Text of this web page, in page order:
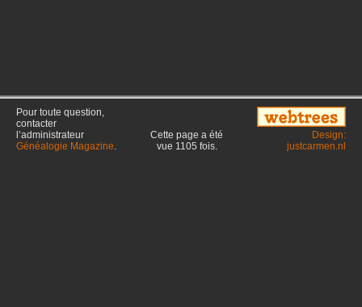
Pour toute question,
contacter
l’administrateur
Généalogie Magazine.
Cette page a été
vue 1105 fois.
Design:
justcarmen.nl